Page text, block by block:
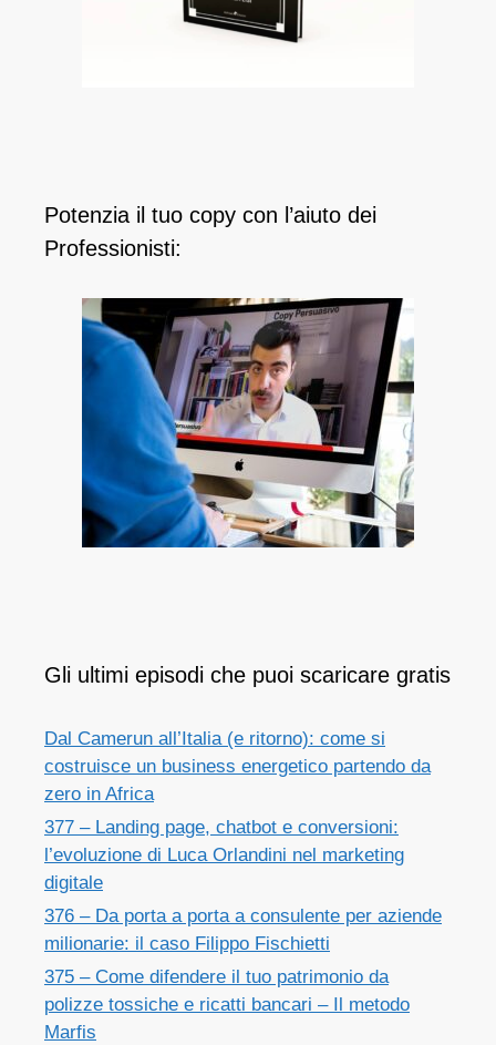
Potenzia il tuo copy con l’aiuto dei
Professionisti:
Gli ultimi episodi che puoi scaricare gratis
Dal Camerun all’Italia (e ritorno): come si
costruisce un business energetico partendo da
zero in Africa
377 – Landing page, chatbot e conversioni:
l’evoluzione di Luca Orlandini nel marketing
digitale
376 – Da porta a porta a consulente per aziende
milionarie: il caso Filippo Fischietti
375 – Come difendere il tuo patrimonio da
polizze tossiche e ricatti bancari – Il metodo
Marfis